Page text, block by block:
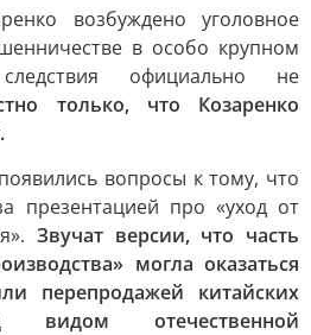
возбуждено уголовное
в особо крупном
официально не
только, что Козаренко
вопросы к тому, что
презентацией про «уход от
Звучат версии, что часть
могла оказаться
перепродажей китайских
видом отечественной